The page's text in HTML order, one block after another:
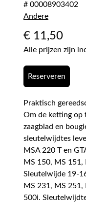
# 00008903402
Andere
€ 11,50
Alle prijzen zijn
Reserveren
Praktisch
Om de ketting op
zaagblad en
sleutelwijdtes
MSA 220 T en
MS 150, MS 151,
Sleutelwijde 19-
MS 231, MS 251,
500i.